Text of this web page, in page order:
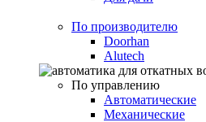
По производителю
Doorhan
Alutech
По управлению
Автоматические
Механические